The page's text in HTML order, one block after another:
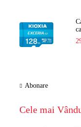
Abonare
Cele mai